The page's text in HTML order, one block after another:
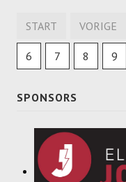
START VORIGE
6 7 8 9
SPONSORS